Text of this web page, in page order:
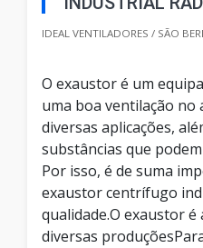
IDEAL VENTILADORES / SÃO
O exaustor é um
uma boa ventilação no
diversas aplicações,
substâncias que
Por isso, é de suma
exaustor centrífugo
qualidade.O exaustor é
diversas